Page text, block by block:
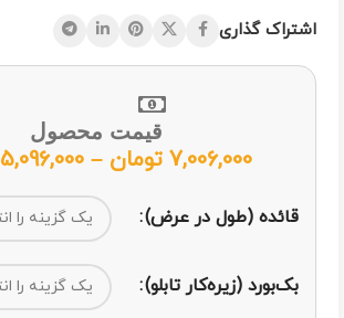
اشتراک گذاری
قیمت محصول
7,006,000 تومان –
5,096,000
قائده (طول در عرض)
بک‌بورد (زیره‌کار تابلو)